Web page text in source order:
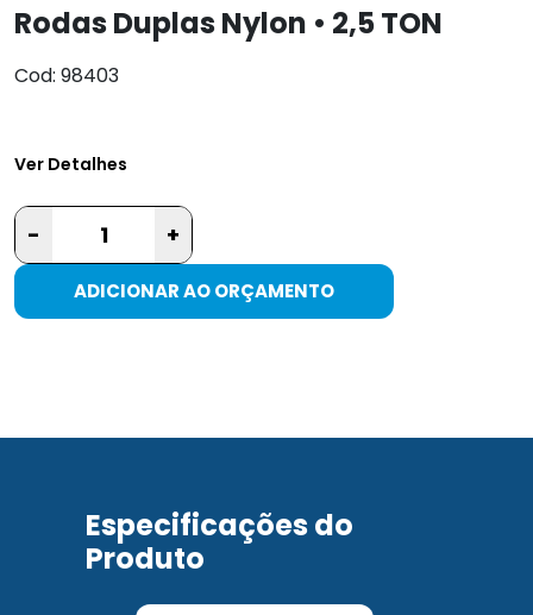
Rodas Duplas Nylon • 2,5 TON
Cod: 98403
Ver Detalhes
- +
ADICIONAR AO ORÇAMENTO
Especificações do
Produto